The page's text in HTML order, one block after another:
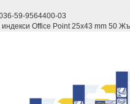
59-9564400-03
Office Point 25х43 mm 50